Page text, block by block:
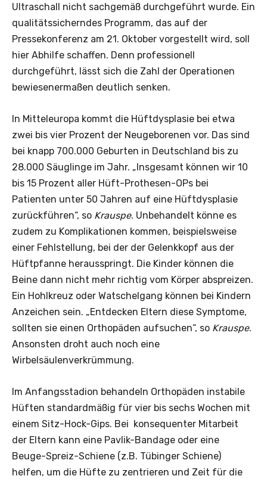
Ultraschall nicht sachgemäß durchgeführt wurde. Ein
qualitätssicherndes Programm, das auf der
Pressekonferenz am 21. Oktober vorgestellt wird, soll
hier Abhilfe schaffen. Denn professionell
durchgeführt, lässt sich die Zahl der Operationen
bewiesenermaßen deutlich senken.
In Mitteleuropa kommt die Hüftdysplasie bei etwa
zwei bis vier Prozent der Neugeborenen vor. Das sind
bei knapp 700.000 Geburten in Deutschland bis zu
28.000 Säuglinge im Jahr. „Insgesamt können wir 10
bis 15 Prozent aller Hüft-Prothesen-OPs bei
Patienten unter 50 Jahren auf eine Hüftdysplasie
zurückführen“, so Krauspe. Unbehandelt könne es
zudem zu Komplikationen kommen, beispielsweise
einer Fehlstellung, bei der der Gelenkkopf aus der
Hüftpfanne herausspringt. Die Kinder können die
Beine dann nicht mehr richtig vom Körper abspreizen.
Ein Hohlkreuz oder Watschelgang können bei Kindern
Anzeichen sein. „Entdecken Eltern diese Symptome,
sollten sie einen Orthopäden aufsuchen“, so Krauspe.
Ansonsten droht auch noch eine
Wirbelsäulenverkrümmung.
Im Anfangsstadion behandeln Orthopäden instabile
Hüften standardmäßig für vier bis sechs Wochen mit
einem Sitz-Hock-Gips. Bei konsequenter Mitarbeit
der Eltern kann eine Pavlik-Bandage oder eine
Beuge-Spreiz-Schiene (z.B. Tübinger Schiene)
helfen, um die Hüfte zu zentrieren und Zeit für die